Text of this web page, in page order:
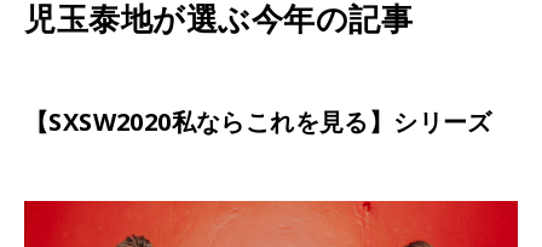
児玉泰地が選ぶ今年の記事
【SXSW2020私ならこれを見る】シリーズ